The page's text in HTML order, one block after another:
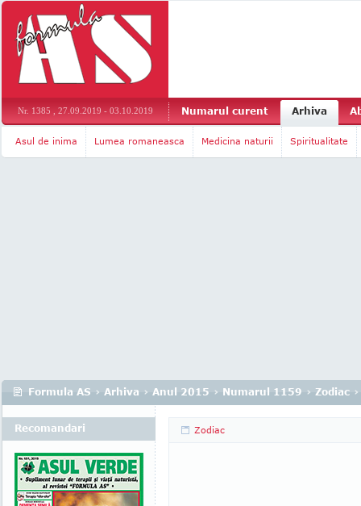
Nr. 1385 , 27.09.2019 - 03.10.2019 Numarul curent Arhiva
Asul de inima Lumea romaneasca Medicina naturii Spiritualitate
Formula AS › Arhiva › Anul 2015 › Numarul 1159 › Zodiac
Zodiac
Recomandari